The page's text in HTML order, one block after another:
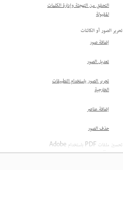
التحقق من التهجئة وإدارة الكلمات
المقبولة
تحرير الصور أو الكائنات
إضافة صور
تعديل الصور
تحرير الصور باستخدام التطبيقات
الخارجية
إضافة عناصر
حذف الصور
تحسين ملفات PDF باستخدام Adobe
Express